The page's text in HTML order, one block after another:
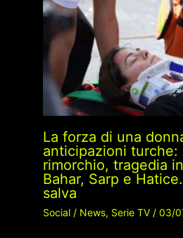
La forza di una
anticipazioni
rimorchio, tragedia
Bahar, Sarp e
salva
Social/ News, Serie TV/ 03/